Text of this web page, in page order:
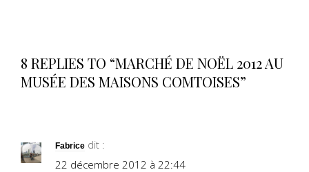
8 REPLIES TO “MARCHÉ DE NOËL 2012 AU
MUSÉE DES MAISONS COMTOISES”
Fabrice dit :
22 décembre 2012 à 22:44